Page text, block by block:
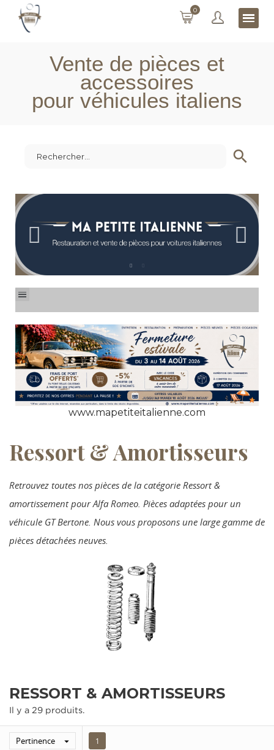
0
Vente de pièces et
accessoires
pour véhicules italiens
www.mapetiteitalienne.com
Ressort & Amortisseurs
Retrouvez toutes nos pièces de la catégorie Ressort &
amortissement pour Alfa Romeo. Pièces adaptées pour un
véhicule GT Bertone. Nous vous proposons une large gamme de
pièces détachées neuves.
RESSORT & AMORTISSEURS
Il y a 29 produits.
Pertinence  1